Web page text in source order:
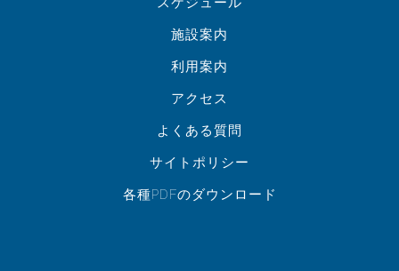
施設案内
利用案内
アクセス
よくある質問
サイトポリシー
各種PDFのダウンロード